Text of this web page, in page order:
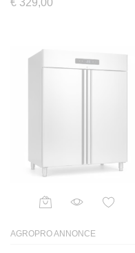
AGROPRO ANNONCE